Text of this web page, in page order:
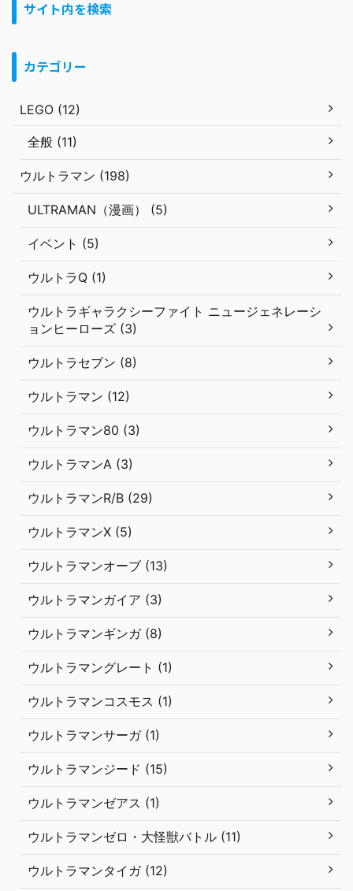
サイト内を検索
カテゴリー
LEGO (12)
全般 (11)
ウルトラマン (198)
ULTRAMAN（漫画） (5)
イベント (5)
ウルトラQ (1)
ウルトラギャラクシーファイト ニュージェネレーシ
ョンヒーローズ (3)
ウルトラセブン (8)
ウルトラマン (12)
ウルトラマン80 (3)
ウルトラマンA (3)
ウルトラマンR/B (29)
ウルトラマンX (5)
ウルトラマンオーブ (13)
ウルトラマンガイア (3)
ウルトラマンギンガ (8)
ウルトラマングレート (1)
ウルトラマンコスモス (1)
ウルトラマンサーガ (1)
ウルトラマンジード (15)
ウルトラマンゼアス (1)
ウルトラマンゼロ・大怪獣バトル (11)
ウルトラマンタイガ (12)